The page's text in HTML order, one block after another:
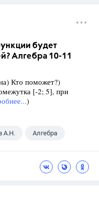
будет
Алгебра 10-11
Кто поможет?)
[-2; 5], при
)
А.Н. Алгебра